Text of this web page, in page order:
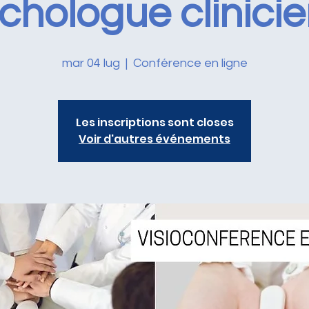
mar 04 lug
  |
Conférence en ligne
Les inscriptions sont closes
Voir d'autres événements